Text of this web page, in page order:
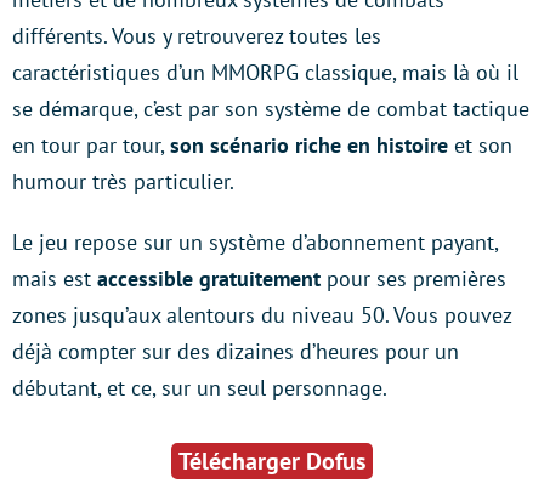
différents. Vous y retrouverez toutes les
caractéristiques d’un MMORPG classique, mais là où il
se démarque, c’est par son système de combat tactique
en tour par tour,son scénario riche en histoire et son
humour très particulier.
Le jeu repose sur un système d’abonnement payant,
mais est accessible gratuitement pour ses premières
zones jusqu’aux alentours du niveau 50. Vous pouvez
déjà compter sur des dizaines d’heures pour un
débutant, et ce, sur un seul personnage.
Télécharger Dofus